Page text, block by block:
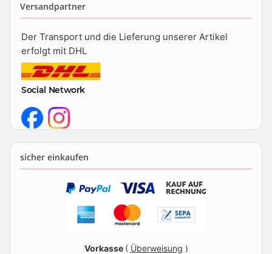
Versandpartner
Der Transport und die Lieferung unserer Artikel
erfolgt mit DHL
Social Network
sicher einkaufen
Vorkasse ( Überweisung )